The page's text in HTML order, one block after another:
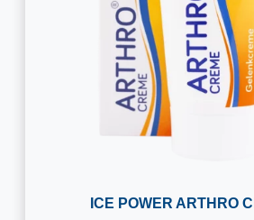
ICE POWER ARTHRO